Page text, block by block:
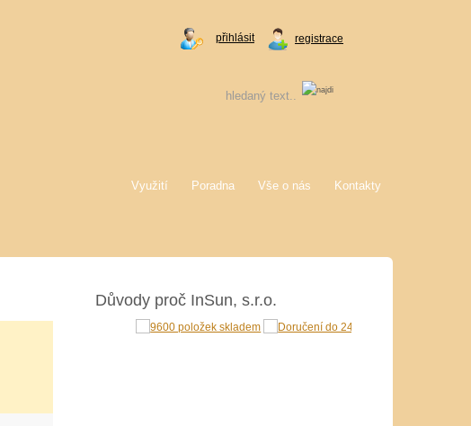
registrace
přihlásit
Kontakty
Vše o nás
Poradna
Využití
Důvody proč InSun, s.r.o.